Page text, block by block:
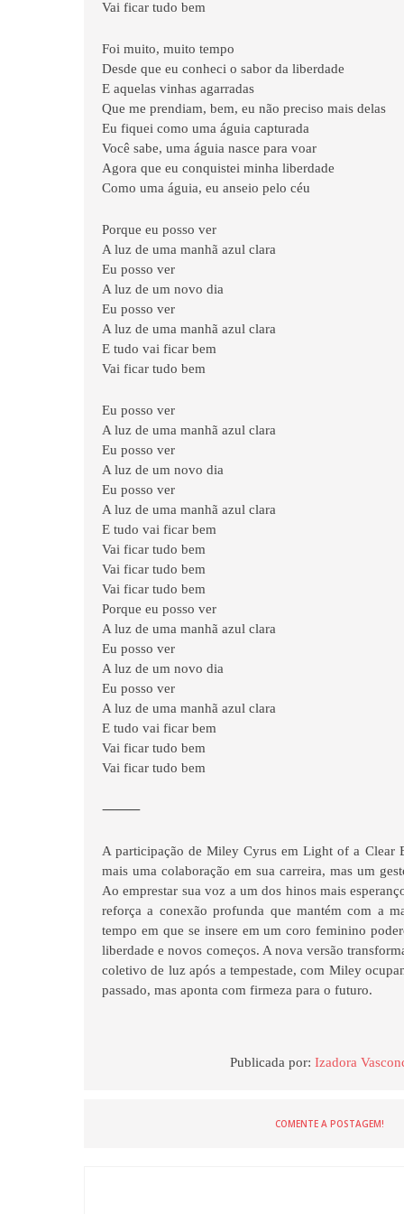
Vai ficar tudo bem
Foi muito, muito tempo
Desde que eu conheci o sabor da liberdade
E aquelas vinhas agarradas
Que me prendiam, bem, eu não preciso mais delas
Eu fiquei como uma águia capturada
Você sabe, uma águia nasce para voar
Agora que eu conquistei minha liberdade
Como uma águia, eu anseio pelo céu
Porque eu posso ver
A luz de uma manhã azul clara
Eu posso ver
A luz de um novo dia
Eu posso ver
A luz de uma manhã azul clara
E tudo vai ficar bem
Vai ficar tudo bem
Eu posso ver
A luz de uma manhã azul clara
Eu posso ver
A luz de um novo dia
Eu posso ver
A luz de uma manhã azul clara
E tudo vai ficar bem
Vai ficar tudo bem
Vai ficar tudo bem
Vai ficar tudo bem
Porque eu posso ver
A luz de uma manhã azul clara
Eu posso ver
A luz de um novo dia
Eu posso ver
A luz de uma manhã azul clara
E tudo vai ficar bem
Vai ficar tudo bem
Vai ficar tudo bem
⸻
A participação de Miley Cyrus em Light of a Clear
mais uma colaboração em sua carreira, mas um
Ao emprestar sua voz a um dos hinos mais
reforça a conexão profunda que mantém com a
tempo em que se insere em um coro feminino
liberdade e novos começos. A nova versão
coletivo de luz após a tempestade, com Miley
passado, mas aponta com firmeza para o futuro.
Publicada por: Izadora
COMENTE A POSTAGEM!